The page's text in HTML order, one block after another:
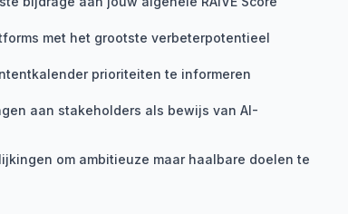
met het grootste verbeterpotentieel
prioriteiten te informeren
aan stakeholders als bewijs van AI-
om ambitieuze maar haalbare doelen te